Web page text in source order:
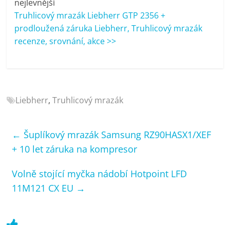
telefony,
kávovary,
bazény
nejlevnější
Truhlicový mrazák Liebherr GTP 2356 +
prodloužená záruka Liebherr, Truhlicový mrazák
recenze, srovnání, akce >>
Liebherr,Truhlicový mrazák
← Šuplíkový mrazák Samsung RZ90HASX1/XEF
+ 10 let záruka na kompresor
Volně stojící myčka nádobí Hotpoint LFD
11M121 CX EU →